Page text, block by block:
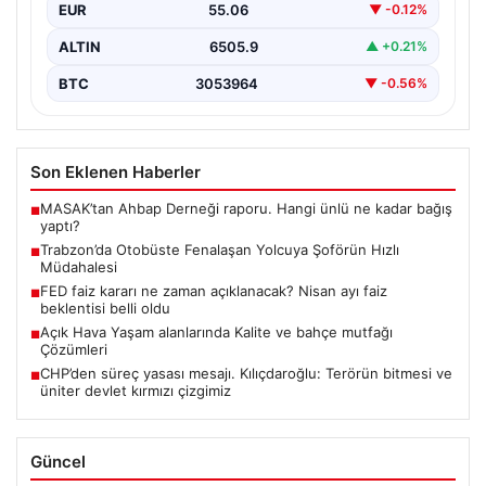
EUR 55.06 ▼ -0.12%
ALTIN 6505.9 ▲ +0.21%
BTC 3053964 ▼ -0.56%
Son Eklenen Haberler
■MASAK’tan Ahbap Derneği raporu. Hangi ünlü ne kadar bağış
yaptı?
■Trabzon’da Otobüste Fenalaşan Yolcuya Şoförün Hızlı
Müdahalesi
■FED faiz kararı ne zaman açıklanacak? Nisan ayı faiz
beklentisi belli oldu
■Açık Hava Yaşam alanlarında Kalite ve bahçe mutfağı
Çözümleri
■CHP’den süreç yasası mesajı. Kılıçdaroğlu: Terörün bitmesi ve
üniter devlet kırmızı çizgimiz
Güncel